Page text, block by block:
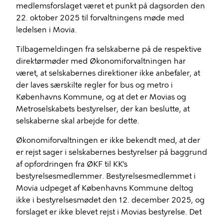
medlemsforslaget været et punkt på dagsorden den
22. oktober 2025 til forvaltningens møde med
ledelsen i Movia.
Tilbagemeldingen fra selskaberne på de respektive
direktørmøder med Økonomiforvaltningen har
været, at selskabernes direktioner ikke anbefaler, at
der laves særskilte regler for bus og metro i
Københavns Kommune, og at det er Movias og
Metroselskabets bestyrelser, der kan beslutte, at
selskaberne skal arbejde for dette.
Økonomiforvaltningen er ikke bekendt med, at der
er rejst sager i selskabernes bestyrelser på baggrund
af opfordringen fra ØKF til KK’s
bestyrelsesmedlemmer. Bestyrelsesmedlemmet i
Movia udpeget af Københavns Kommune deltog
ikke i bestyrelsesmødet den 12. december 2025, og
forslaget er ikke blevet rejst i Movias bestyrelse. Det